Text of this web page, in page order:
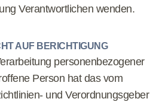
Verantwortlichen wenden.
AUF BERICHTIGUNG
personenbezogener
Person hat das vom
und Verordnungsgeber